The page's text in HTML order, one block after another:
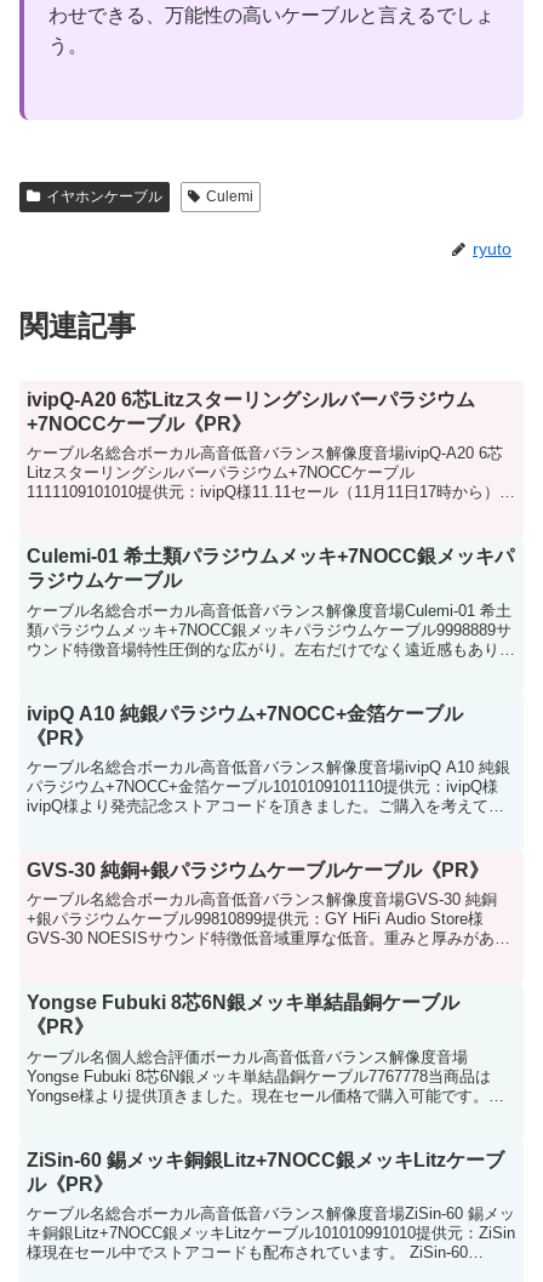
わせできる、万能性の高いケーブルと言えるでしょ
う。
イヤホンケーブル Culemi
ryuto
関連記事
ivipQ-A20 6芯Litzスターリングシルバーパラジウム
+7NOCCケーブル《PR》
ケーブル名総合ボーカル高音低音バランス解像度音場ivipQ-A20 6芯
Litzスターリングシルバーパラジウム+7NOCCケーブル
1111109101010提供元：ivipQ様11.11セール（11月11日17時から）で
Culemi-01 希土類パラジウムメッキ+7NOCC銀メッキパ
ラジウムケーブル
ケーブル名総合ボーカル高音低音バランス解像度音場Culemi-01 希土
類パラジウムメッキ+7NOCC銀メッキパラジウムケーブル9998889サ
ウンド特徴音場特性圧倒的な広がり。左右だけでなく遠近感もあり、
ivipQ A10 純銀パラジウム+7NOCC+金箔ケーブル
《PR》
ケーブル名総合ボーカル高音低音バランス解像度音場ivipQ A10 純銀
パラジウム+7NOCC+金箔ケーブル1010109101110提供元：ivipQ様
ivipQ様より発売記念ストアコードを頂きました。ご購入を考えてい
GVS-30 純銅+銀パラジウムケーブルケーブル《PR》
ケーブル名総合ボーカル高音低音バランス解像度音場GVS-30 純銅
+銀パラジウムケーブル99810899提供元：GY HiFi Audio Store様
GVS-30 NOESISサウンド特徴低音域重厚な低音。重みと厚みがあり
Yongse Fubuki 8芯6N銀メッキ単結晶銅ケーブル
《PR》
ケーブル名個人総合評価ボーカル高音低音バランス解像度音場
Yongse Fubuki 8芯6N銀メッキ単結晶銅ケーブル7767778当商品は
Yongse様より提供頂きました。現在セール価格で購入可能です。
ZiSin-60 錫メッキ銅銀Litz+7NOCC銀メッキLitzケーブ
ル《PR》
ケーブル名総合ボーカル高音低音バランス解像度音場ZiSin-60 錫メッ
キ銅銀Litz+7NOCC銀メッキLitzケーブル101010991010提供元：ZiSin
様現在セール中でストアコードも配布されています。 ZiSin-60